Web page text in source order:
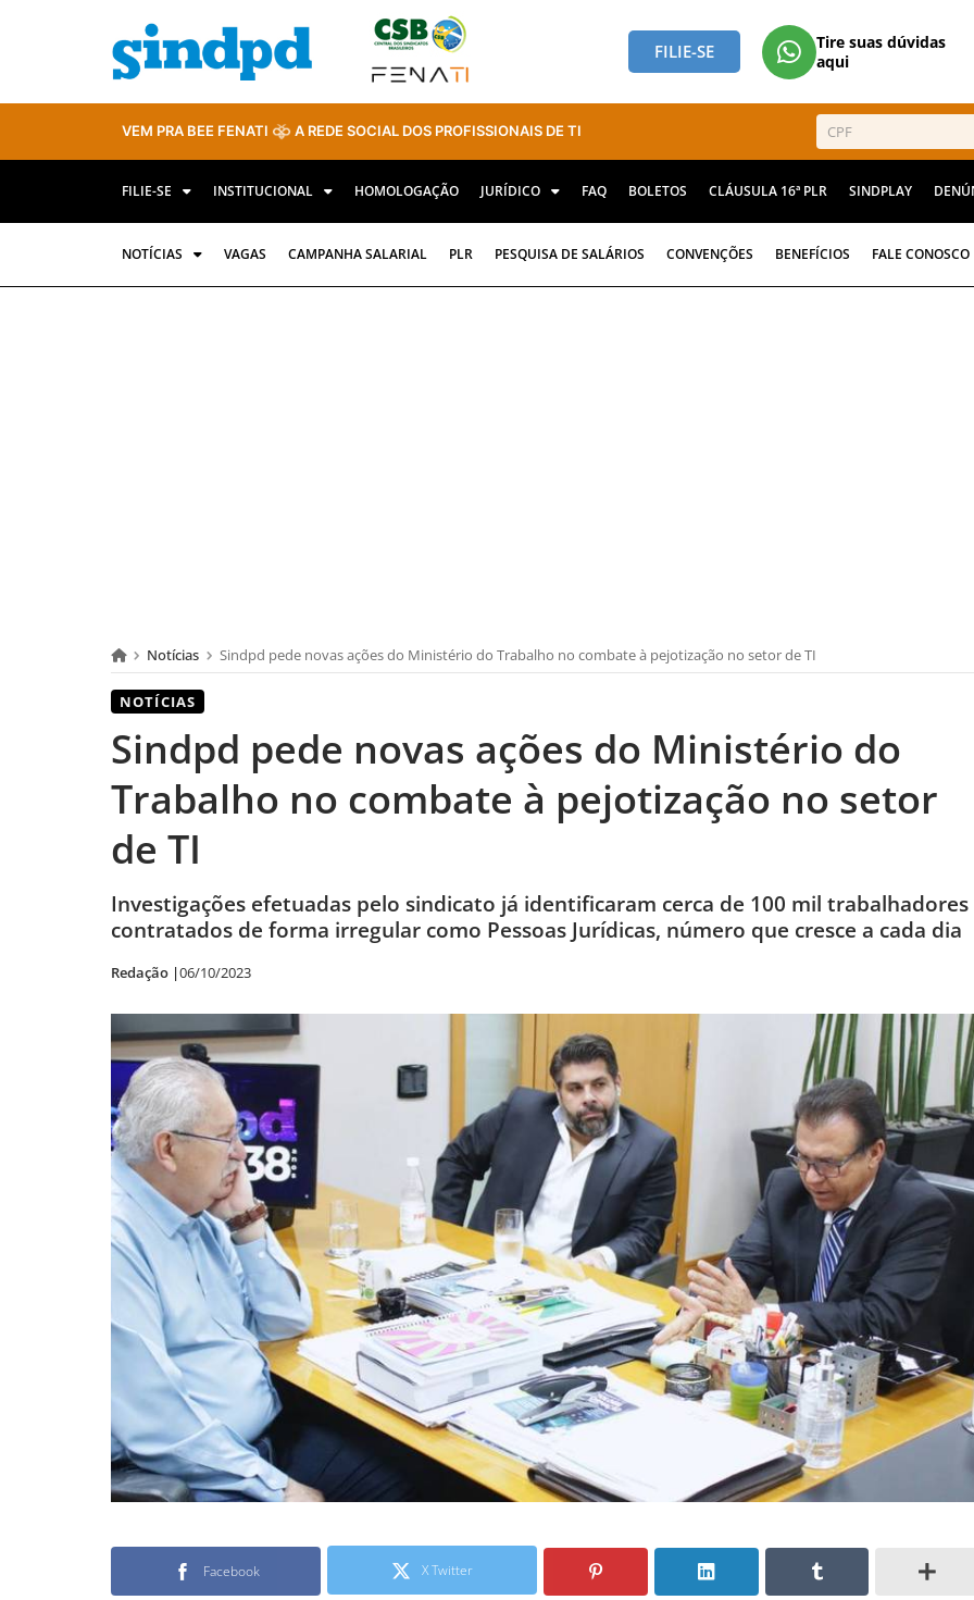
FILIE-SE
Tire suas dúvidas
aqui
VEM PRA BEE FENATI A REDE SOCIAL DOS PROFISSIONAIS DE TI
FILIE-SE INSTITUCIONAL HOMOLOGAÇÃO JURÍDICO FAQ BOLETOS CLÁUSULA 16ª PLR SINDPLAY
NOTÍCIAS VAGAS CAMPANHA SALARIAL PLR PESQUISA DE SALÁRIOS CONVENÇÕES BENEFÍCIOS FALE CONOSCO
Notícias Sindpd pede novas ações do Ministério do Trabalho no combate à pejotização no setor de TI
NOTÍCIAS
Sindpd pede novas ações do Ministério do
Trabalho no combate à pejotização no setor
de TI
Investigações efetuadas pelo sindicato já identificaram cerca de 100 mil trabalhadores
contratados de forma irregular como Pessoas Jurídicas, número que cresce a cada dia
Redação |06/10/2023
Facebook X Twitter